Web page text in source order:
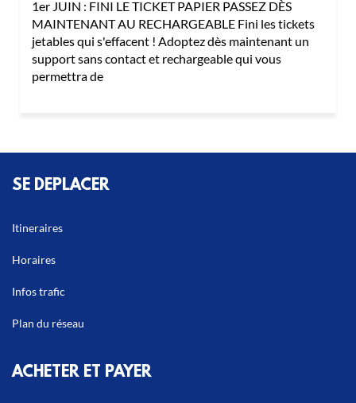
1er JUIN : FINI LE TICKET PAPIER PASSEZ DÈS
MAINTENANT AU RECHARGEABLE Fini les tickets
jetables qui s'effacent ! Adoptez dès maintenant un
support sans contact et rechargeable qui vous
permettra de
SE DEPLACER
Itineraires
Horaires
Infos trafic
Plan du réseau
ACHETER ET PAYER